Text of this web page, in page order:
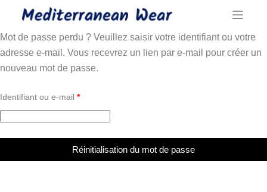
Passer
contenu
Mot de passe perdu ? Veuillez saisir votre identifiant ou votre
adresse e-mail. Vous recevrez un lien par e-mail pour créer un
nouveau mot de passe.
Identifiant ou e-mail *Obligatoire
Réinitialisation du mot de passe